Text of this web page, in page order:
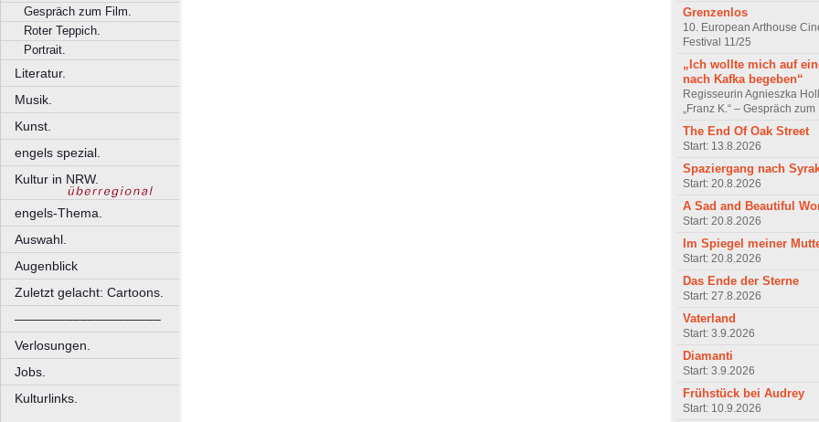
Gespräch zum Film.
Roter Teppich.
Portrait.
Literatur.
Musik.
Kunst.
engels spezial.
Kultur in NRW.
engels-Thema.
Auswahl.
Augenblick
Zuletzt gelacht: Cartoons.
––––––––––––––––––––
Verlosungen.
Jobs.
Kulturlinks.
Grenzenlos
10. European Arthouse
Festival 11/25
„Ich wollte mich auf
nach Kafka begeben“
Regisseurin Agnieszka
„Franz K.“ – Gespräch
The End Of Oak Street
Start: 13.8.2026
Spaziergang nach
Start: 20.8.2026
A Sad and Beautiful
Start: 20.8.2026
Im Spiegel meiner
Start: 20.8.2026
Das Ende der Sterne
Start: 27.8.2026
Vaterland
Start: 3.9.2026
Diamanti
Start: 3.9.2026
Frühstück bei Audrey
Start: 10.9.2026